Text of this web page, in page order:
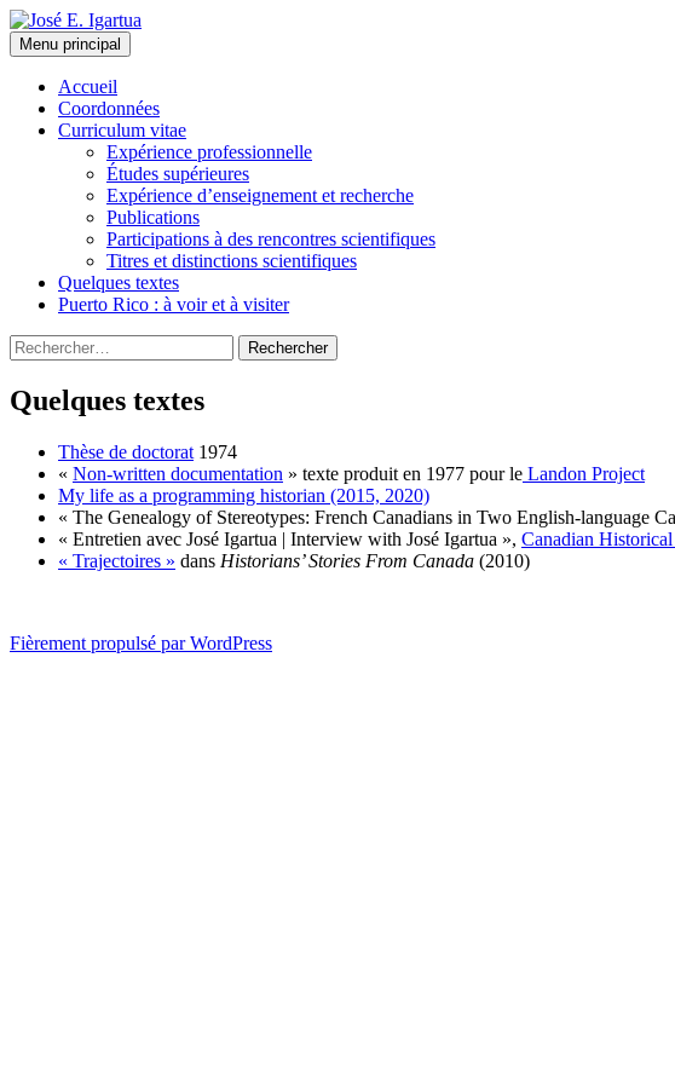
Aller
au
contenu
José E. Igartua
Recherche
Menu principal
Accueil
Coordonnées
Curriculum vitae
Expérience professionnelle
Études supérieures
Expérience d’enseignement et recherche
Publications
Participations à des rencontres scientifiques
Titres et distinctions scientifiques
Quelques textes
Puerto Rico : à voir et à visiter
Rechercher :
Quelques textes
Thèse de doctorat 1974
« Non-written documentation » texte produit en 1977 pour le Landon Project
My life as a programming historian (2015, 2020)
« The Genealogy of Stereotypes: French Canadians in Two English-language
« Entretien avec José Igartua | Interview with José Igartua », Canadian Histori
« Trajectoires » dans Historians’ Stories From Canada (2010)
Fièrement propulsé par WordPress